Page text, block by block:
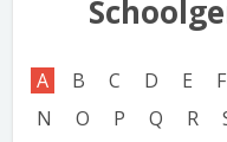
A B C D E F
N
O P Q R